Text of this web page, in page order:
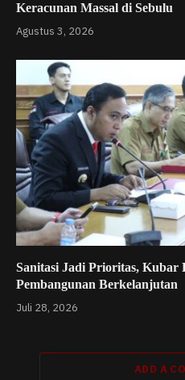
Keracunan Massal di Sebulu
Agustus 3, 2026
Sanitasi Jadi Prioritas, Kubar
Pembangunan Berkelanjutan
Juli 28, 2026
ADD A